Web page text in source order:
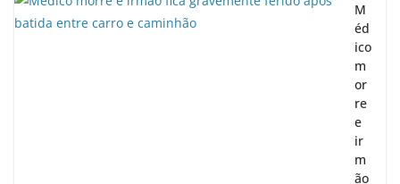
M
éd
ico
m
or
re
e
ir
m
ão